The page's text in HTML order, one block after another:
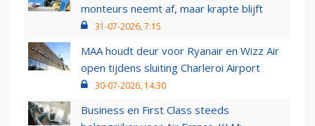
monteurs neemt af, maar krapte blijft
31-07-2026, 7:15
MAA houdt deur voor Ryanair en Wizz Air
open tijdens sluiting Charleroi Airport
30-07-2026, 14:30
Business en First Class steeds